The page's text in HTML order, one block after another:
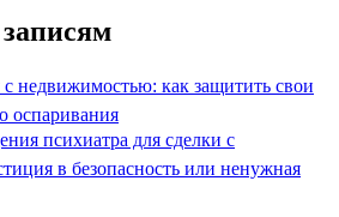
недвижимостью: как защитить свои
оспаривания
психиатра для сделки с
в безопасность или ненужная